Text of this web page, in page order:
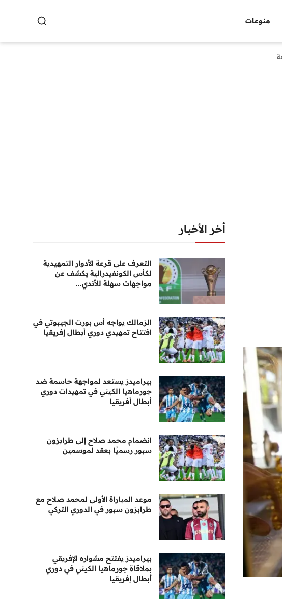
منوعات
أخر الأخبار
التعرف على قرعة الأدوار التمهيدية
لكأس الكونفيدرالية يكشف عن
مواجهات سهلة للأندي...
الزمالك يواجه أس بورت الجيبوتي في
افتتاح تمهيدي دوري أبطال إفريقيا
بيراميدز يستعد لمواجهة حاسمة ضد
جورماهيا الكيني في تمهيدات دوري
أبطال أفريقيا
انضمام محمد صلاح إلى طرابزون
سبور رسميًا بعقد لموسمين
موعد المباراة الأولى لمحمد صلاح مع
طرابزون سبور في الدوري التركي
بيراميدز يفتتح مشواره الإفريقي
بملاقاة جورماهيا الكيني في دوري
أبطال إفريقيا